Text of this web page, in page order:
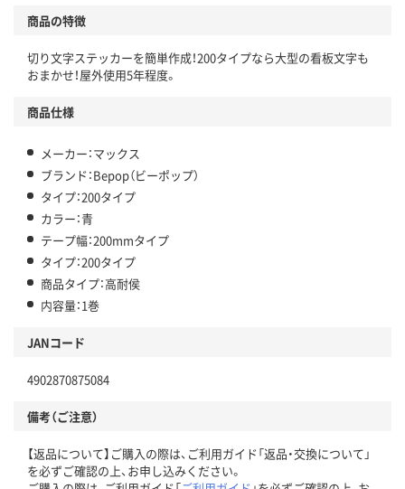
商品の特徴
切り文字ステッカーを簡単作成！200タイプなら大型の看板文字も
おまかせ！屋外使用5年程度。
商品仕様
メーカー：マックス
ブランド：Bepop（ビーポップ）
タイプ：200タイプ
カラー：青
テープ幅：200mmタイプ
タイプ：200タイプ
商品タイプ：高耐侯
内容量：1巻
JANコード
4902870875084
備考（ご注意）
【返品について】ご購入の際は、ご利用ガイド「返品・交換について」
を必ずご確認の上、お申し込みください。